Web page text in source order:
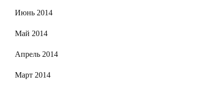
Июнь 2014
Май 2014
Апрель 2014
Март 2014